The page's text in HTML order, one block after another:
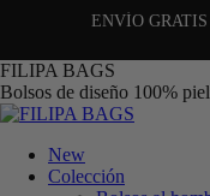
ENVÍO
FILIPA BAGS
Bolsos de diseño 100%
New
Colección